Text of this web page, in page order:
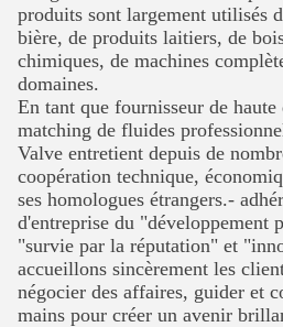
produits sont largement utilisés
bière, de produits laitiers, de
chimiques, de machines
domaines.
En tant que fournisseur de
matching de fluides
Valve entretient depuis de
coopération technique,
ses homologues étrangers.-
d'entreprise du "développement
"survie par la réputation" et
accueillons sincèrement les
négocier des affaires, guider et
mains pour créer un avenir